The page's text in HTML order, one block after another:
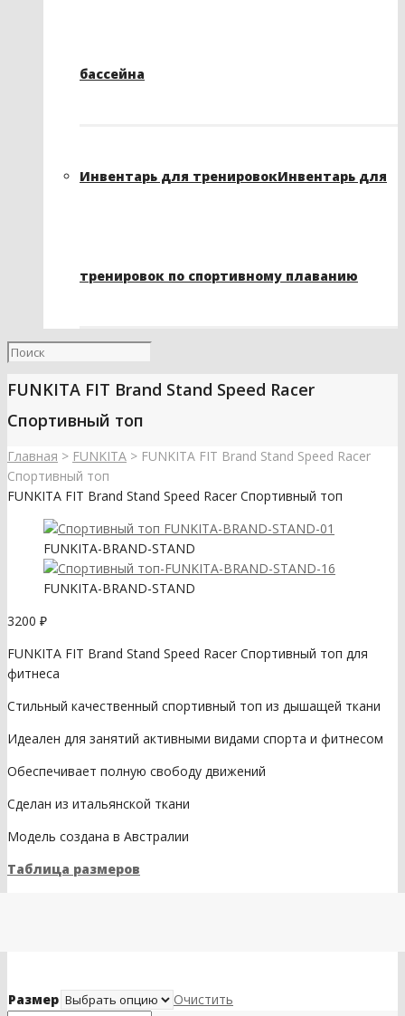
бассейна
Инвентарь для тренировокИнвентарь для
тренировок по спортивному плаванию
FUNKITA FIT Brand Stand Speed Racer
Спортивный топ
Главная > FUNKITA > FUNKITA FIT Brand Stand Speed Racer
Спортивный топ
FUNKITA FIT Brand Stand Speed Racer Спортивный топ
FUNKITA-BRAND-STAND
FUNKITA-BRAND-STAND
3200 ₽
FUNKITA FIT Brand Stand Speed Racer Спортивный топ для
фитнеса
Стильный качественный спортивный топ из дышащей ткани
Идеален для занятий активными видами спорта и фитнесом
Обеспечивает полную свободу движений
Сделан из итальянской ткани
Модель создана в Австралии
Таблица размеров
Размер Очистить